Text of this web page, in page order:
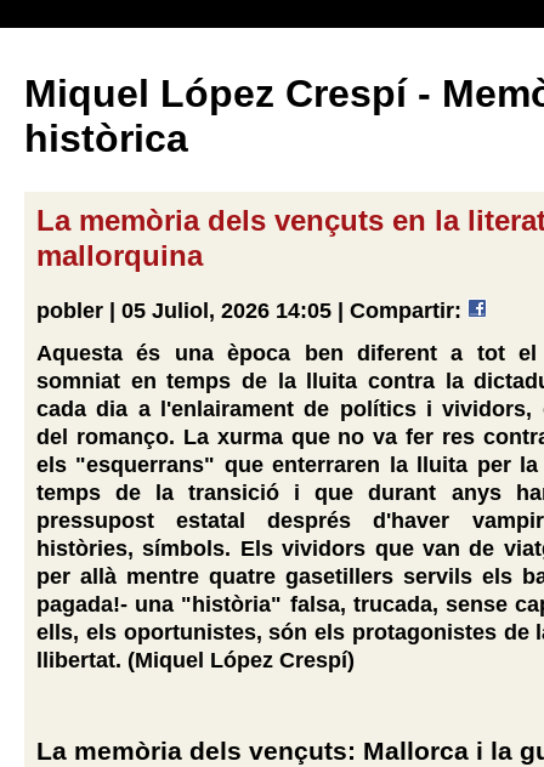
Miquel López Crespí -
històrica
La memòria dels vençuts en la
mallorquina
pobler | 05 Juliol, 2026 14:05 | Compartir:
Aquesta és una època ben diferent a tot el
somniat en temps de la lluita contra la
cada dia a l'enlairament de polítics i vividors,
del romanço. La xurma que no va fer res
els "esquerrans" que enterraren la lluita per
temps de la transició i que durant anys
pressupost estatal després d'haver
històries, símbols. Els vividors que van de
per allà mentre quatre gasetillers servils els
pagada!- una "història" falsa, trucada, sense
ells, els oportunistes, són els protagonistes de
llibertat. (Miquel López Crespí)
La memòria dels vençuts: Mallorca i la